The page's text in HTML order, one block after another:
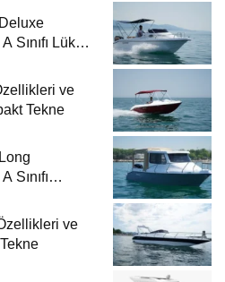
Sınıfı Lüks
ve
Tekne
Sınıfı
ve